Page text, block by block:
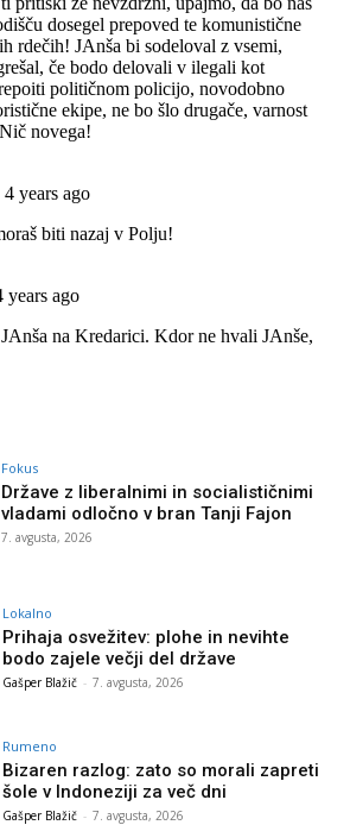
Fokus
Države z liberalnimi in socialističnimi
vladami odločno v bran Tanji Fajon
7. avgusta, 2026
Lokalno
Prihaja osvežitev: plohe in nevihte
bodo zajele večji del države
Gašper Blažič - 7. avgusta, 2026
Rumeno
Bizaren razlog: zato so morali zapreti
šole v Indoneziji za več dni
Gašper Blažič - 7. avgusta, 2026